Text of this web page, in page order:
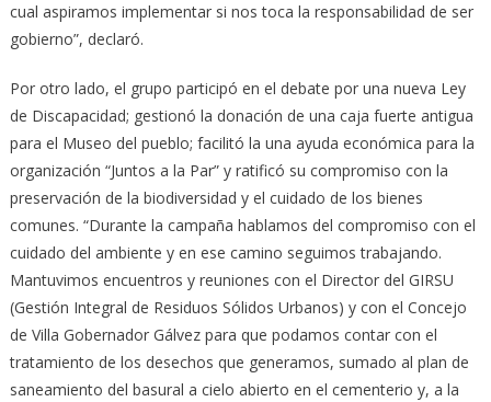
cual aspiramos implementar si nos toca la responsabilidad de ser
gobierno”, declaró.
Por otro lado, el grupo participó en el debate por una nueva Ley
de Discapacidad; gestionó la donación de una caja fuerte antigua
para el Museo del pueblo; facilitó la una ayuda económica para la
organización “Juntos a la Par” y ratificó su compromiso con la
preservación de la biodiversidad y el cuidado de los bienes
comunes. “Durante la campaña hablamos del compromiso con el
cuidado del ambiente y en ese camino seguimos trabajando.
Mantuvimos encuentros y reuniones con el Director del GIRSU
(Gestión Integral de Residuos Sólidos Urbanos) y con el Concejo
de Villa Gobernador Gálvez para que podamos contar con el
tratamiento de los desechos que generamos, sumado al plan de
saneamiento del basural a cielo abierto en el cementerio y, a la